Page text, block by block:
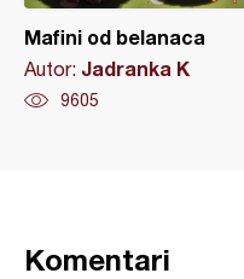
Mafini od belanaca
Autor: Jadranka K
9605
Komentari